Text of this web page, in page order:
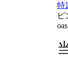
特
ピ